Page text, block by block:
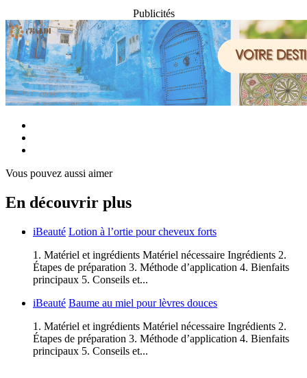
Publicités
Vous pouvez aussi aimer
En découvrir plus
iBeauté Lotion à l’ortie pour cheveux forts
1. Matériel et ingrédients Matériel nécessaire Ingrédients 2.
Étapes de préparation 3. Méthode d’application 4. Bienfaits
principaux 5. Conseils et...
iBeauté Baume au miel pour lèvres douces
1. Matériel et ingrédients Matériel nécessaire Ingrédients 2.
Étapes de préparation 3. Méthode d’application 4. Bienfaits
principaux 5. Conseils et...